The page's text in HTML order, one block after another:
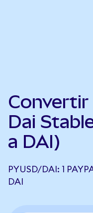
Convertir
Dai
a DAI)
PYUSD/DAI: 1
DAI